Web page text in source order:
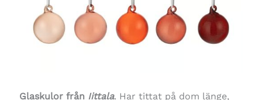
Glaskulor från Iittala. Har tittat på dom länge,